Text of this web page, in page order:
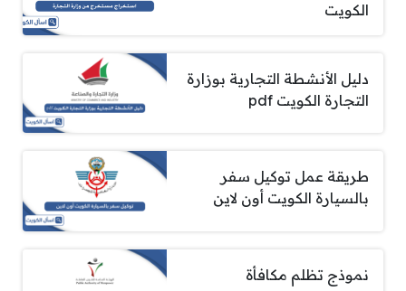
الكويت
دليل الأنشطة التجارية بوزارة
التجارة الكويت pdf
طريقة عمل توكيل سفر
بالسيارة الكويت أون لاين
نموذج تظلم مكافأة